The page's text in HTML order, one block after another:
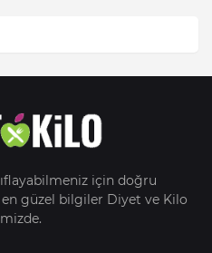
için doğru
güzel bilgiler Diyet ve Kilo